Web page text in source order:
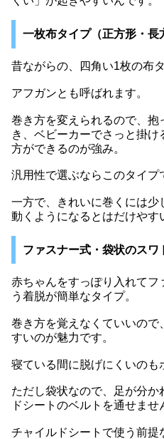
一枚布タイプ（正方形・長
昔ながらの、四角い1枚の布
アフガンとも呼ばれます。
巻き方を変えられるので、抱
き、ベビーカーでさっと掛
方ができるのが強み。
汎用性で選ぶならこのタイプ
一方で、きれいに巻くには
動くようになるとはだけやす
ファスナー式・袋状のスワ
赤ちゃんをすっぽり入れて
う着脱が簡単なタイプ。
巻き方を覚えなくていいの
すいのが魅力です。
寝ている間に脱げにくいのも
ただし袋状なので、足が分
ドシートのベルトを通せませ
チャイルドシートで使う前提